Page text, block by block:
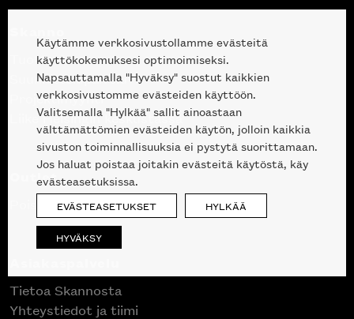
Tuotteet
Suunnittelupalvelu
Projektimyynti
Liike Helsingin keskustassa
Outlet
Poistuvat mallikappaleet
Tietoa Skannosta
Yhteystiedot ja tiimi
Käytämme verkkosivustollamme evästeitä
käyttökokemuksesi optimoimiseksi.
Napsauttamalla "Hyväksy" suostut kaikkien
verkkosivustomme evästeiden käyttöön.
Valitsemalla "Hylkää" sallit ainoastaan
välttämättömien evästeiden käytön, jolloin kaikkia
sivuston toiminnallisuuksia ei pystytä suorittamaan.
Jos haluat poistaa joitakin evästeitä käytöstä, käy
evästeasetuksissa.
EVÄSTEASETUKSET HYLKÄÄ
HYVÄKSY